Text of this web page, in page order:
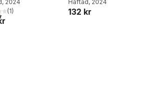
, 2024
5 stjärnor. Totalt antal röster:
(1)
Häftad, 2024
132 kr